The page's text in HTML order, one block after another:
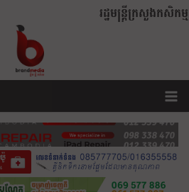
រដ្ឋមន្រ្តីក្រសួងកសិក